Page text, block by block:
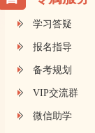
学习答疑
报名指导
备考规划
VIP交流群
微信助学